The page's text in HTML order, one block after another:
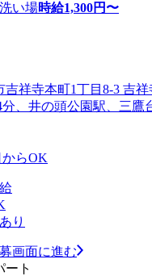
い場時給1,300円〜
吉祥寺本町1丁目8-3 吉
、井の頭公園駅、三鷹
からOK
り
画面に進む
ート